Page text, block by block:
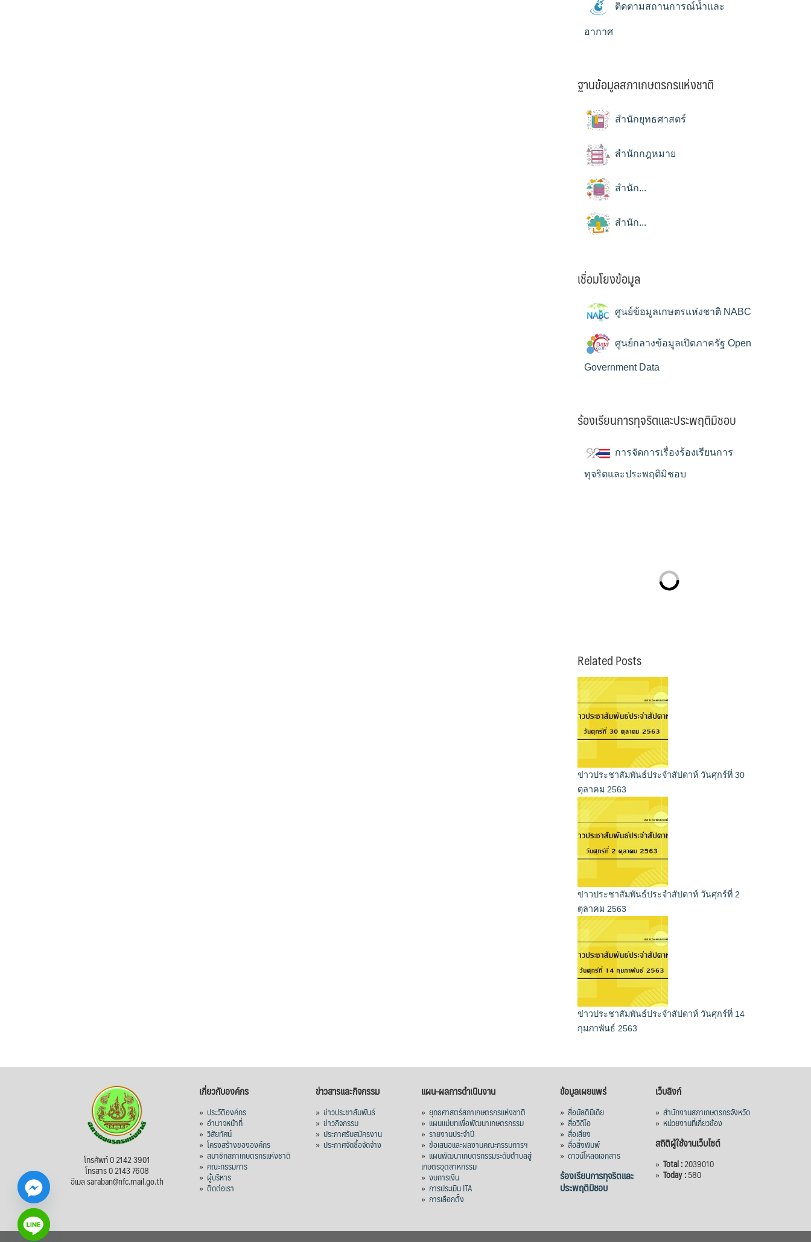
ติดตามสถานการณ์น้ำและ
อากาศ
ฐานข้อมูลสภาเกษตรกรแห่งชาติ
สำนักยุทธศาสตร์
สำนักกฎหมาย
สำนัก...
สำนัก...
เชื่อมโยงข้อมูล
ศูนย์ข้อมูลเกษตรแห่งชาติ NABC
ศูนย์กลางข้อมูลเปิดภาครัฐ Open
Government Data
ร้องเรียนการทุจริตและประพฤติมิชอบ
การจัดการเรื่องร้องเรียนการ
ทุจริตและประพฤติมิชอบ
Related Posts
ข่าวประชาสัมพันธ์ประจำสัปดาห์ วันศุกร์ที่ 30
ตุลาคม 2563
ข่าวประชาสัมพันธ์ประจำสัปดาห์ วันศุกร์ที่ 2
ตุลาคม 2563
ข่าวประชาสัมพันธ์ประจำสัปดาห์ วันศุกร์ที่ 14
กุมภาพันธ์ 2563
โทรศัพท์ 0 2142 3901
โทรสาร 0 2143 7608
อีเมล saraban@nfc.mail.go.th
เกี่ยวกับองค์กร
»ประวัติองค์กร
»อำนาจหน้าที่
»วิสัยทัศน์
»โครงสร้างขององค์กร
»สมาชิกสภาเกษตรกรแห่งชาติ
»คณะกรรมการ
» ผู้บริหาร
»ติดต่อเรา
ข่าวสารและกิจกรรม
»ข่าวประชาสัมพันธ์
»ข่าวกิจกรรม
»ประกาศรับสมัครงาน
»ประกาศจัดซื้อจัดจ้าง
แผน-ผลการดำเนินงาน
» ยุทธศาสตร์สภาเกษตรกรแห่งชาติ
» แผนแม่บทเพื่อพัฒนาเกษตรกรรม
» รายงานประจำปี
» ข้อเสนอและผลงานคณะกรรมการฯ
» แผนพัฒนาเกษตรกรรมระดับตำบลสู่
เกษตรอุตสาหกรรม
» งบการเงิน
» การประเมิน ITA
» การเลือกตั้ง
ข้อมูลเผยแพร่
» สื่อมัลติมีเดีย
» สื่อวิดีโอ
» สื่อเสียง
» สื่อสิ่งพิมพ์
» ดาวน์โหลดเอกสาร
ร้องเรียนการทุจริตและ
ประพฤติมิชอบ
เว็บลิงก์
» สำนักงานสภาเกษตรกรจังหวัด
» หน่วยงานที่เกี่ยวข้อง
สถิติผู้ใช้งานเว็บไซต์
» Total :2039010
» Today :580